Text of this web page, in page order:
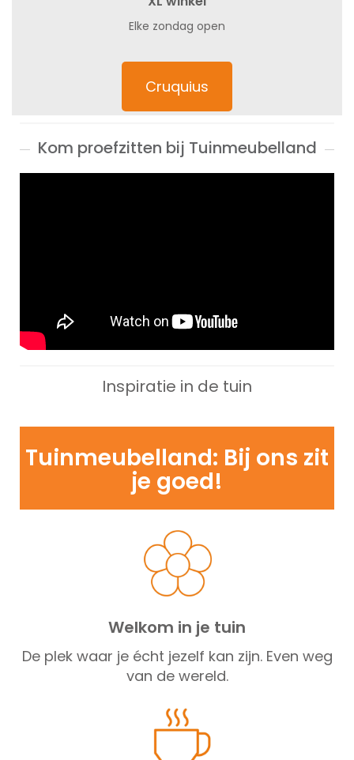
Elke zondag open
Cruquius
Kom proefzitten bij Tuinmeubelland
Inspiratie in de tuin
Tuinmeubelland: Bij ons zit
je goed!
Welkom in je tuin
De plek waar je écht jezelf kan zijn. Even weg
van de wereld.